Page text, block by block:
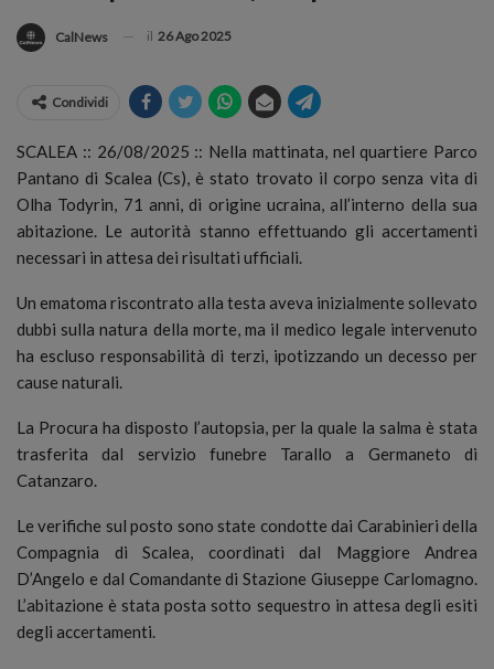
CalNews il 26 Ago 2025
Condividi
SCALEA :: 26/08/2025 :: Nella mattinata, nel quartiere Parco
Pantano di Scalea (Cs), è stato trovato il corpo senza vita di
Olha Todyrin, 71 anni, di origine ucraina, all’interno della sua
abitazione. Le autorità stanno effettuando gli accertamenti
necessari in attesa dei risultati ufficiali.
Un ematoma riscontrato alla testa aveva inizialmente sollevato
dubbi sulla natura della morte, ma il medico legale intervenuto
ha escluso responsabilità di terzi, ipotizzando un decesso per
cause naturali.
La Procura ha disposto l’autopsia, per la quale la salma è stata
trasferita dal servizio funebre Tarallo a Germaneto di
Catanzaro.
Le verifiche sul posto sono state condotte dai Carabinieri della
Compagnia di Scalea, coordinati dal Maggiore Andrea
D’Angelo e dal Comandante di Stazione Giuseppe Carlomagno.
L’abitazione è stata posta sotto sequestro in attesa degli esiti
degli accertamenti.